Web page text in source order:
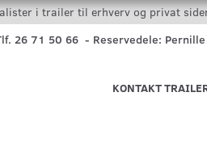
i trailer til erhverv og privat
26 71 50 66 - Reservedele:
KONTAKT